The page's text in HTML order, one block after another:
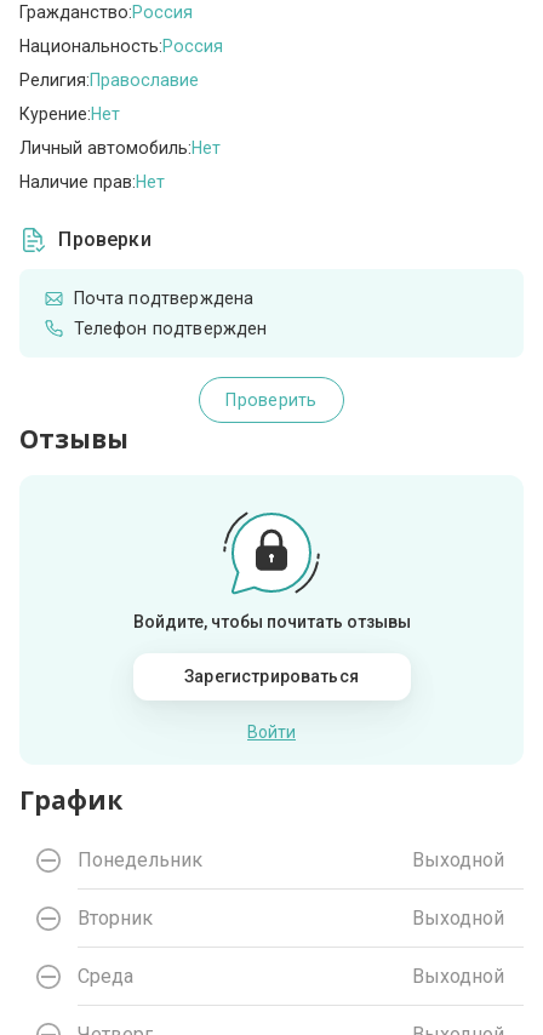
Гражданство:Россия
Национальность:Россия
Религия:Православие
Курение:Нет
Личный автомобиль:Нет
Наличие прав:Нет
Проверки
Почта подтверждена
Телефон подтвержден
Проверить
Отзывы
Войдите, чтобы почитать отзывы
Зарегистрироваться
Войти
График
Понедельник Выходной
Вторник Выходной
Среда Выходной